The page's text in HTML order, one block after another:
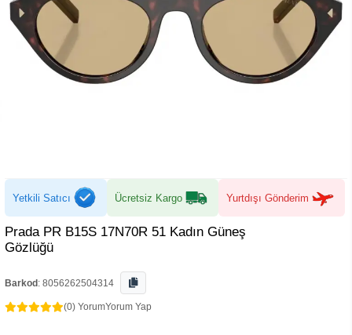
Yetkili Satıcı Ücretsiz Kargo Yurtdışı Gönderim
Prada PR B15S 17N70R 51 Kadın Güneş
Gözlüğü
Barkod : 8056262504314
(0) YorumYorum Yap